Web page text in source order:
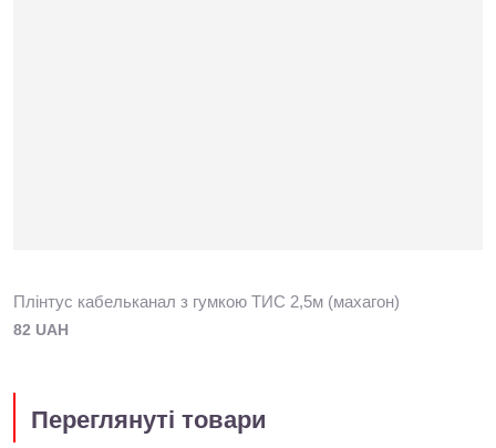
Плінтус кабельканал з гумкою ТИС 2,5м (махагон)
82 UAH
Переглянуті товари